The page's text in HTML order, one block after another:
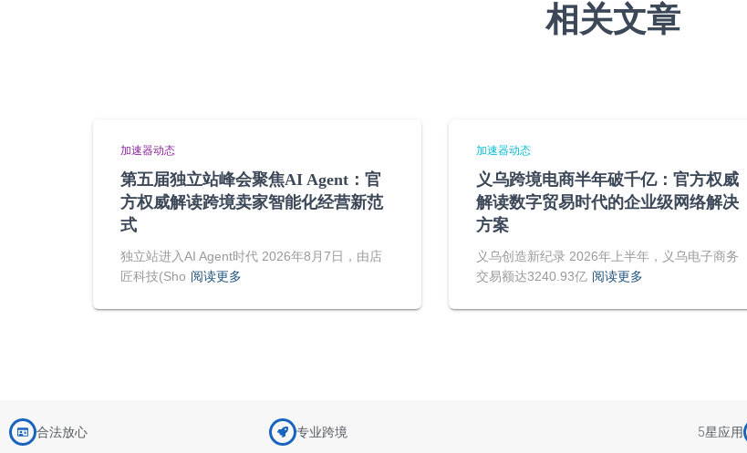
相关文章
加速器动态
第五届独立站峰会聚焦AI Agent：官
方权威解读跨境卖家智能化经营新范
式
独立站进入AI Agent时代 2026年8月7日，由店
匠科技(Sho 阅读更多
加速器动态
义乌跨境电商半年破千亿：官方权威
解读数字贸易时代的企业级网络解决
方案
义乌创造新纪录 2026年上半年，义乌电子商务
交易额达3240.93亿 阅读更多
合法放心 专业跨境 5星应用